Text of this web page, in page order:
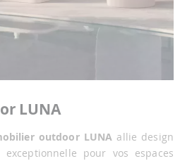
LUNA
outdoor LUNA allie design
pour vos espaces